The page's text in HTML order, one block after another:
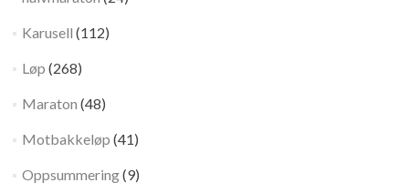
Karusell (112)
Løp (268)
Maraton (48)
Motbakkeløp (41)
Oppsummering(9)